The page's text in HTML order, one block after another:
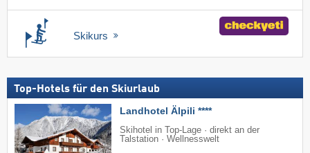
Skikurs
Top-Hotels für den Skiurlaub
Landhotel Älpili ****
Skihotel in Top-Lage · direkt an der
Talstation · Wellnesswelt